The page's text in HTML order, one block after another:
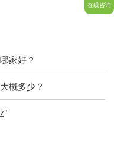
家好？
概多少？
”
在线咨询